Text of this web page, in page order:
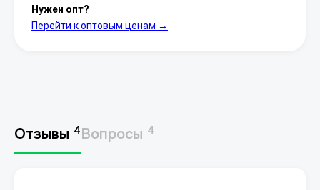
Нужен опт?
Перейти к оптовым ценам →